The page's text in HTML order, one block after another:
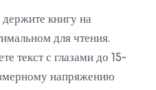
книгу на
для чтения.
текст с глазами до 15-
напряжению